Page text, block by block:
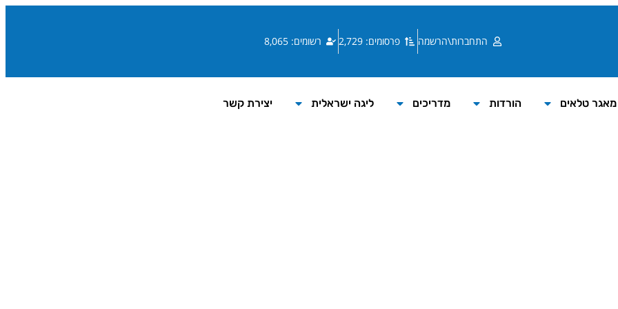
התחברות\הרשמה פרסומים: 2,729 רשומים: 8,065
מאגר טלאים הורדות מדריכים ליגה ישראלית יצירת קשר